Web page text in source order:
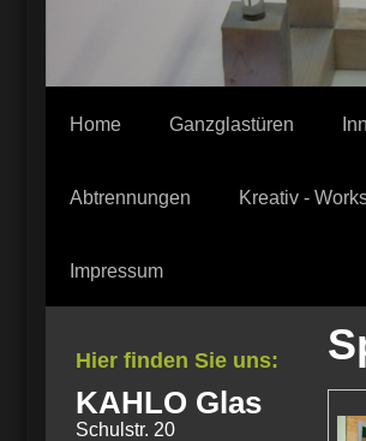
Home Ganzglastüren
Abtrennungen Kreativ -
Impressum
Hier finden Sie uns:
KAHLO Glas
Schulstr. 20